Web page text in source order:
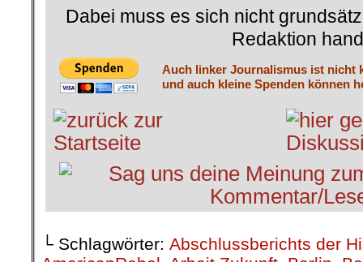
Dabei muss es sich nicht
Redaktion
Auch linker Journalismus ist nicht
und auch kleine Spenden können
└ Schlagwörter: Abschlussberichts der